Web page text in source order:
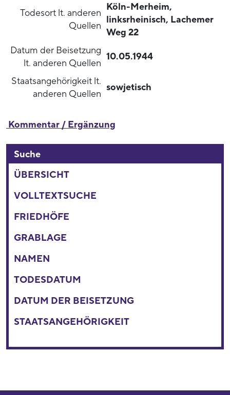
Todesort lt. anderen
Quellen
Köln-Merheim,
linksrheinisch, Lachemer
Weg 22
Datum der Beisetzung
lt. anderen Quellen
10.05.1944
Staatsangehörigkeit lt.
anderen Quellen
sowjetisch
Kommentar / Ergänzung
Suche
ÜBERSICHT
VOLLTEXTSUCHE
FRIEDHÖFE
GRABLAGE
NAMEN
TODESDATUM
DATUM DER BEISETZUNG
STAATSANGEHÖRIGKEIT